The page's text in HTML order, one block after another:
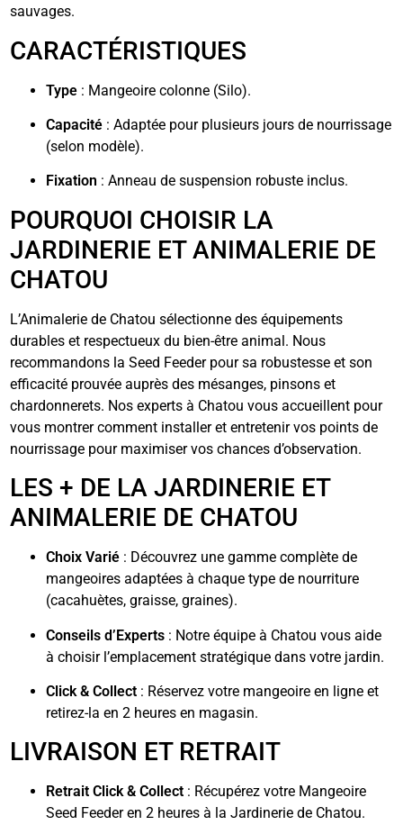
sauvages.
CARACTÉRISTIQUES
Type : Mangeoire colonne (Silo).
Capacité : Adaptée pour plusieurs jours de nourrissage
(selon modèle).
Fixation : Anneau de suspension robuste inclus.
POURQUOI CHOISIR LA
JARDINERIE ET ANIMALERIE DE
CHATOU
L’Animalerie de Chatou sélectionne des équipements
durables et respectueux du bien-être animal. Nous
recommandons la Seed Feeder pour sa robustesse et son
efficacité prouvée auprès des mésanges, pinsons et
chardonnerets. Nos experts à Chatou vous accueillent pour
vous montrer comment installer et entretenir vos points de
nourrissage pour maximiser vos chances d’observation.
LES + DE LA JARDINERIE ET
ANIMALERIE DE CHATOU
Choix Varié : Découvrez une gamme complète de
mangeoires adaptées à chaque type de nourriture
(cacahuètes, graisse, graines).
Conseils d’Experts : Notre équipe à Chatou vous aide
à choisir l’emplacement stratégique dans votre jardin.
Click & Collect : Réservez votre mangeoire en ligne et
retirez-la en 2 heures en magasin.
LIVRAISON ET RETRAIT
Retrait Click & Collect : Récupérez votre Mangeoire
Seed Feeder en 2 heures à la Jardinerie de Chatou.